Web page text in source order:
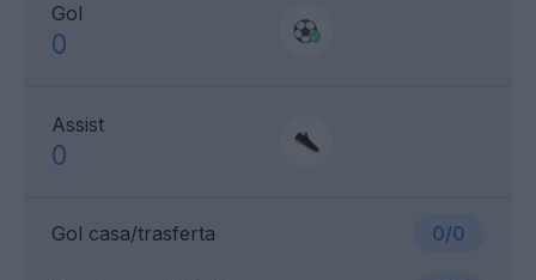
Gol
0
Assist
0
Gol casa/trasferta 0/0